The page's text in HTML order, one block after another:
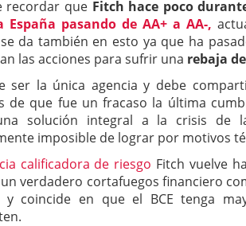
recordar que Fitch hace poco
España pasando de AA+ a AA-,
da también en esto ya que ha
las acciones para sufrir una rebaja
ser la única agencia y debe
de que fue un fracaso la última
solución integral a la crisis de
imposible de lograr por motivos
calificadora de riesgo Fitch vuelve
verdadero cortafuegos financiero
y coincide en que el BCE tenga